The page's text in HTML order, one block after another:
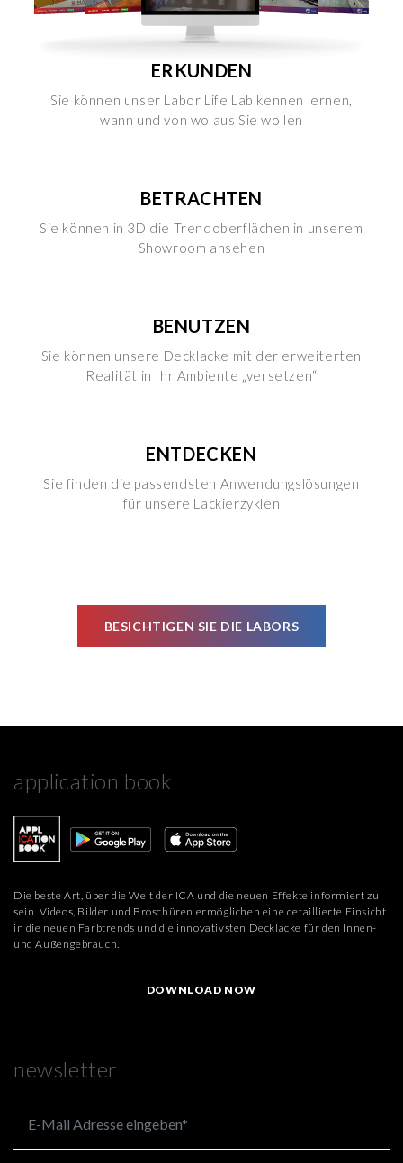
ERKUNDEN
Sie können unser Labor Life Lab kennen lernen,
wann und von wo aus Sie wollen
BETRACHTEN
Sie können in 3D die Trendoberflächen in unserem
Showroom ansehen
BENUTZEN
Sie können unsere Decklacke mit der erweiterten
Realität in Ihr Ambiente „versetzen“
ENTDECKEN
Sie finden die passendsten Anwendungslösungen
für unsere Lackierzyklen
BESICHTIGEN SIE DIE LABORS
application book
Die beste Art, über die Welt der ICA und die neuen Effekte informiert zu
sein. Videos, Bilder und Broschüren ermöglichen eine detaillierte Einsicht
in die neuen Farbtrends und die innovativsten Decklacke für den Innen-
und Außengebrauch.
DOWNLOAD NOW
newsletter